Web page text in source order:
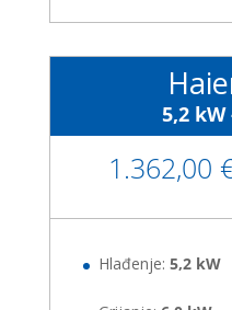
5,2
1.362,00
Hlađenje: 5,2 kW